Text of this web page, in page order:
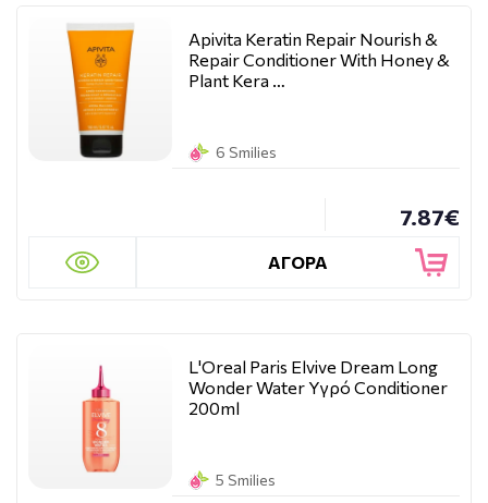
Apivita Keratin Repair Nourish &
Repair Conditioner With Honey &
Plant Kera …
6 Smilies
7.87€
ΑΓΟΡΑ
L'Oreal Paris Elvive Dream Long
Wonder Water Υγρό Conditioner
200ml
5 Smilies